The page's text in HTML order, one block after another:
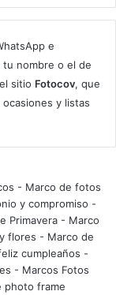
e
nombre o el de
sitio Fotocov, que
y listas
- Marco de fotos
y compromiso -
Primavera- Marco
flores - Marco de
cumpleaños -
- Marcos Fotos
photo frame